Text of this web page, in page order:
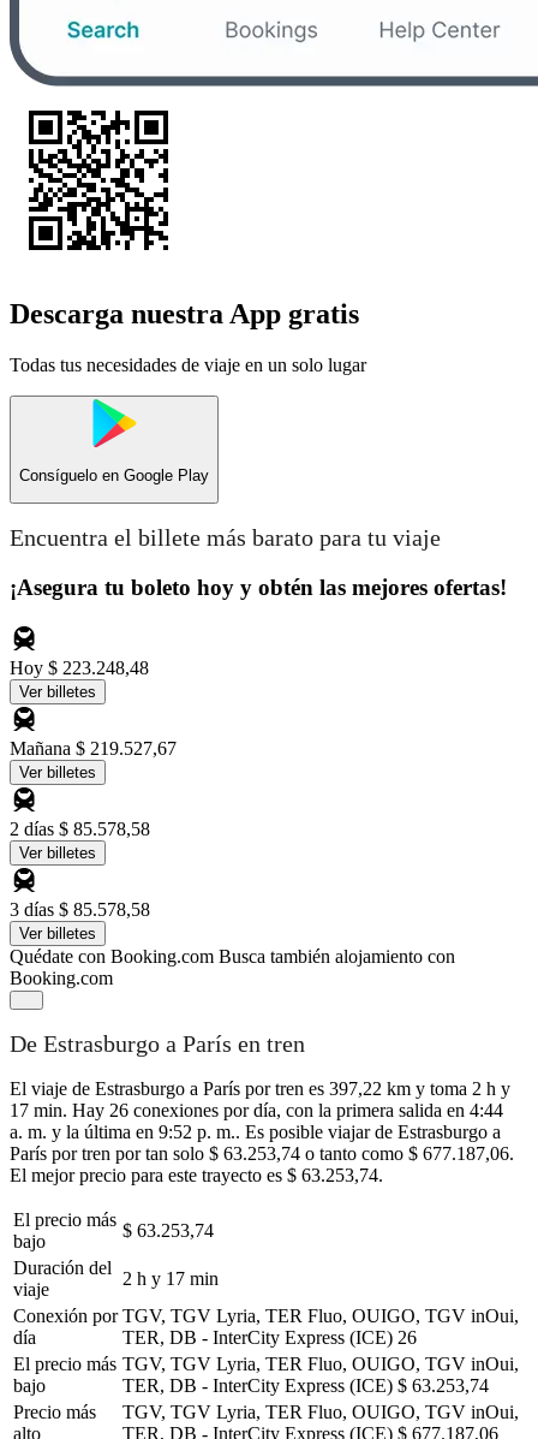
Descarga nuestra App gratis
Todas tus necesidades de viaje en un solo lugar
Consíguelo en Google Play
Encuentra el billete más barato para tu viaje
¡Asegura tu boleto hoy y obtén las mejores ofertas!
Hoy $ 223.248,48
Ver billetes
Mañana $ 219.527,67
Ver billetes
2 días $ 85.578,58
Ver billetes
3 días $ 85.578,58
Ver billetes
Quédate con Booking.com Busca también alojamiento con
Booking.com
De Estrasburgo a París en tren
El viaje de Estrasburgo a París por tren es 397,22 km y toma 2 h y
17 min. Hay 26 conexiones por día, con la primera salida en 4:44
a. m. y la última en 9:52 p. m.. Es posible viajar de Estrasburgo a
París por tren por tan solo $ 63.253,74 o tanto como $ 677.187,06.
El mejor precio para este trayecto es $ 63.253,74.
El precio más
bajo
$ 63.253,74
Duración del
viaje
2 h y 17 min
Conexión por
día
TGV, TGV Lyria, TER Fluo, OUIGO, TGV inOui,
TER, DB - InterCity Express (ICE) 26
El precio más
bajo
TGV, TGV Lyria, TER Fluo, OUIGO, TGV inOui,
TER, DB - InterCity Express (ICE) $ 63.253,74
Precio más
alto
TGV, TGV Lyria, TER Fluo, OUIGO, TGV inOui,
TER, DB - InterCity Express (ICE) $ 677.187,06